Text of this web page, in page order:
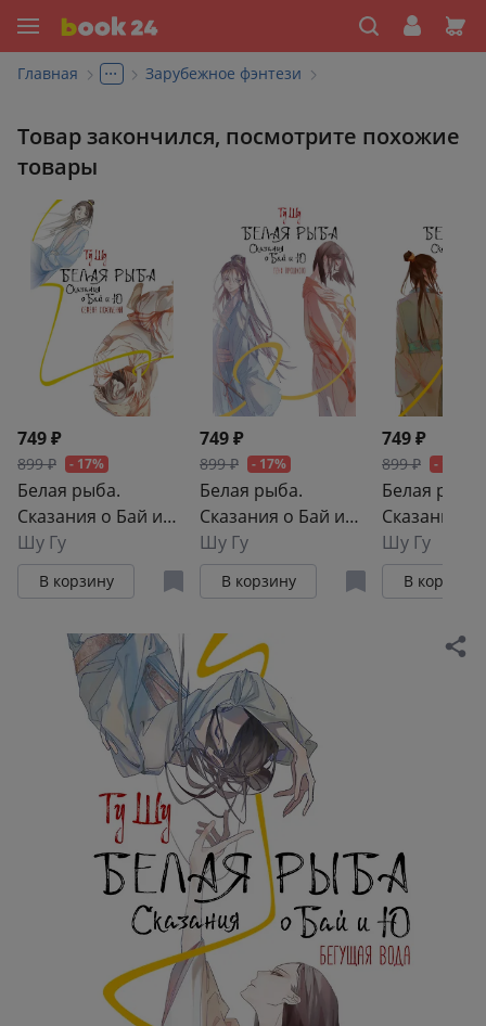
Главная ... Зарубежное фэнтези
Товар закончился, посмотрите похожие
товары
749 ₽
899 ₽ - 17%
Белая рыба.
Сказания о Бай и
Ю. Семена
сожалений (2)
Шу Гу
В корзину
749 ₽
899 ₽ - 17%
Белая рыба.
Сказания о Бай и
Ю. Тени прошлого
(3)
Шу Гу
В корзину
749 ₽
899 ₽ - 17%
Белая рыба.
Сказания о
Ю. Перья
(4)
Шу Гу
В корзину